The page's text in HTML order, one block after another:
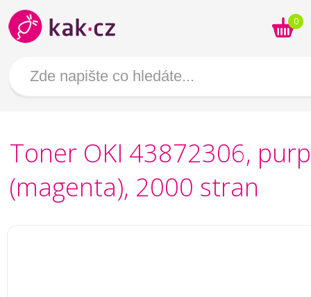
0
Toner OKI 43872306,
(magenta), 2000 stran